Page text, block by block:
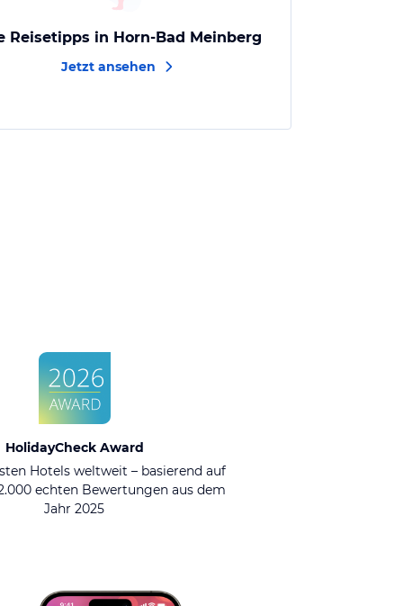
Reisetipps in Horn-Bad Meinberg
Jetzt ansehen
HolidayCheck Award
Hotels weltweit – basierend auf
echten Bewertungen aus dem
Jahr 2025